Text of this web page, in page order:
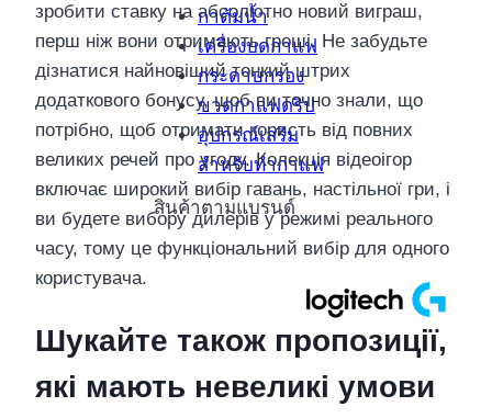
กาต้มน้ำ
เครื่องบดกาแฟ
กระดาษกรอง
ขวดกาแฟดริป
อุปกรณ์เสริม
สำหรับทำกาแฟ
สินค้าตามแบรนด์
зробити ставку на абсолютно новий виграш,
перш ніж вони отримають гроші. Не забудьте
дізнатися найновіший тонкий штрих
додаткового бонусу, щоб ви точно знали, що
потрібно, щоб отримати користь від повних
великих речей про угоду. Колекція відеоігор
включає широкий вибір гавань, настільної гри, і
ви будете вибору дилерів у режимі реального
часу, тому це функціональний вибір для одного
користувача.
Шукайте також пропозиції,
які мають невеликі умови